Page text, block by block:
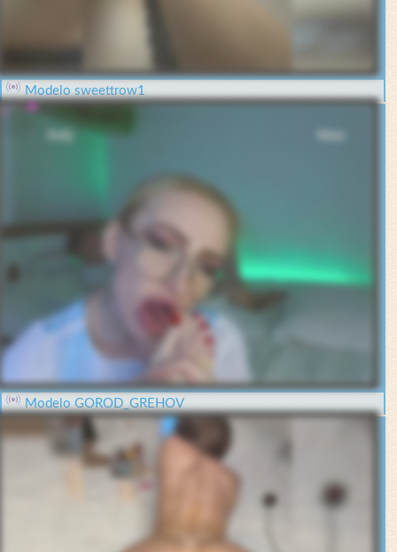
Modelo sweettrow1
Modelo GOROD_GREHOV